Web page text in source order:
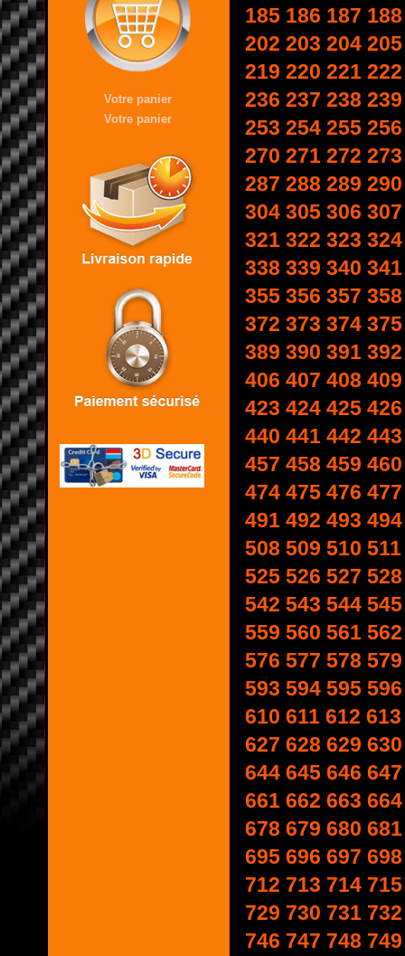
Votre panier
Votre panier
185 186 187 188
202 203 204 205
219 220 221 222
236 237 238 239
253 254 255 256
270 271 272 273
287 288 289 290
304 305 306 307
321 322 323 324
338 339 340 341
355 356 357 358
372 373 374 375
389 390 391 392
406 407 408 409
423 424 425 426
440 441 442 443
457 458 459 460
474 475 476 477
491 492 493 494
508 509 510 511
525 526 527 528
542 543 544 545
559 560 561 562
576 577 578 579
593 594 595 596
610 611 612 613
627 628 629 630
644 645 646 647
661 662 663 664
678 679 680 681
695 696 697 698
712 713 714 715
729 730 731 732
746 747 748 749